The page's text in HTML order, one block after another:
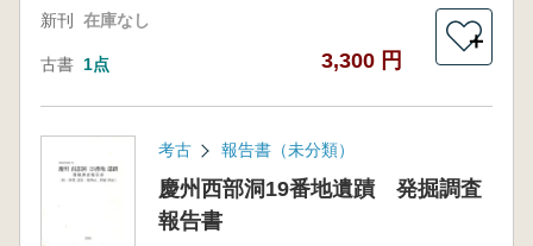
新刊 在庫なし
古書 1点 3,300 円
＋
考古 報告書（未分類）
慶州西部洞19番地遺蹟 発掘調査
報告書